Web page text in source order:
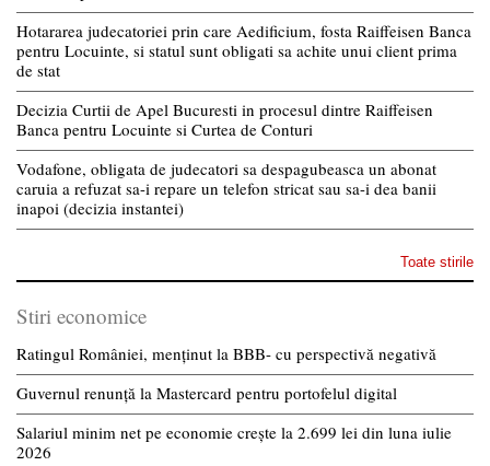
Hotararea judecatoriei prin care Aedificium, fosta Raiffeisen Banca
pentru Locuinte, si statul sunt obligati sa achite unui client prima
de stat
Decizia Curtii de Apel Bucuresti in procesul dintre Raiffeisen
Banca pentru Locuinte si Curtea de Conturi
Vodafone, obligata de judecatori sa despagubeasca un abonat
caruia a refuzat sa-i repare un telefon stricat sau sa-i dea banii
inapoi (decizia instantei)
Toate stirile
Stiri economice
Ratingul României, menținut la BBB- cu perspectivă negativă
Guvernul renunță la Mastercard pentru portofelul digital
Salariul minim net pe economie crește la 2.699 lei din luna iulie
2026